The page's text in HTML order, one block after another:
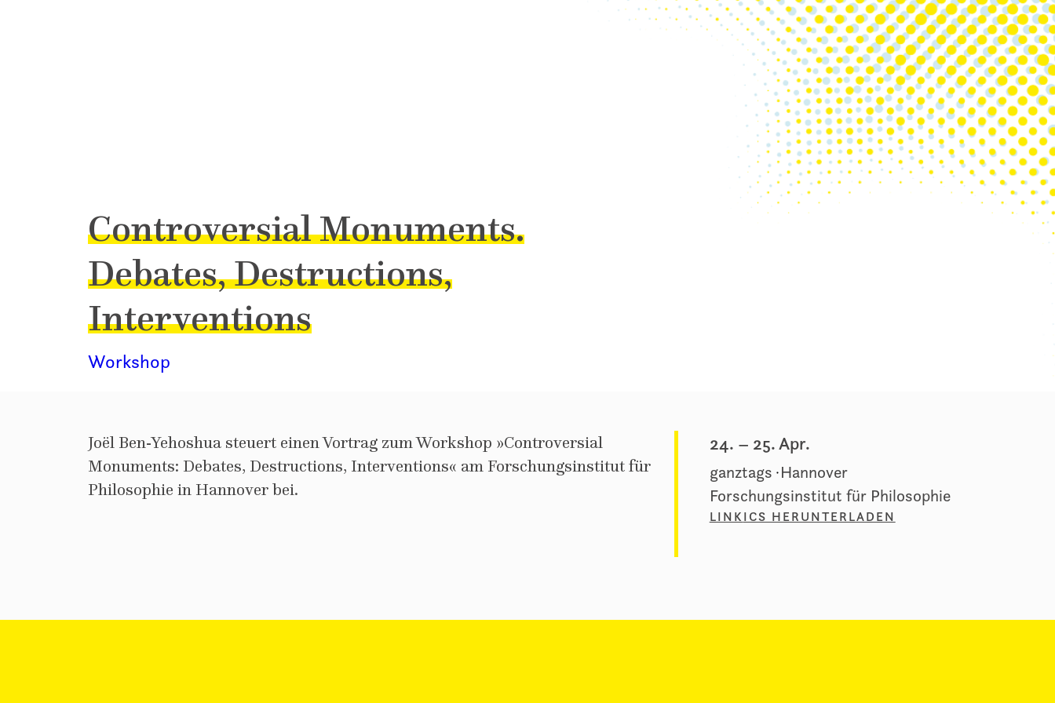
Controversial Monuments.
Debates, Destructions,
Interventions
Workshop
Joël Ben-Yehoshua steuert einen Vortrag zum Workshop »Controversial
Monuments: Debates, Destructions, Interventions« am Forschungsinstitut für
Philosophie in Hannover bei.
24. – 25. Apr.
ganztags Hannover
Forschungsinstitut für Philosophie
LINK ICS HERUNTERLADEN